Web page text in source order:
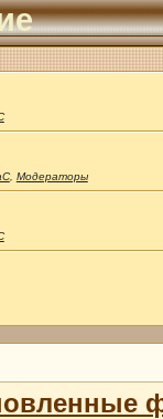
, Модераторы